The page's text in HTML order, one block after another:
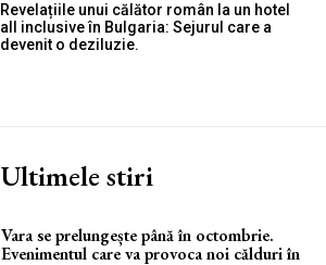
Revelațiile unui călător român la un hotel
all inclusive în Bulgaria: Sejurul care a
devenit o deziluzie.
Ultimele stiri
Vara se prelungește până în octombrie.
Evenimentul care va provoca noi călduri în